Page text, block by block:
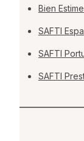
Bien
SAFTI
SAFTI
SAFTI